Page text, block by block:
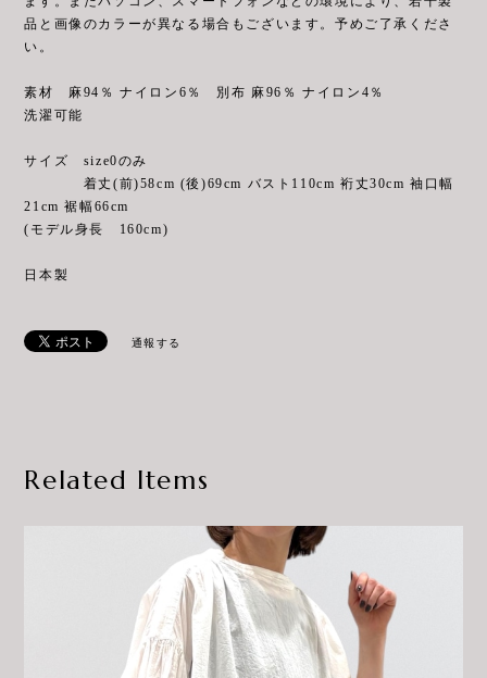
品と画像のカラーが異なる場合もございます。予めご了承くださ
い。
素材 麻94％ ナイロン6％ 別布 麻96％ ナイロン4％
洗濯可能
サイズ size0のみ
着丈(前)58cm (後)69cm バスト110cm 裄丈30cm 袖口幅
21cm 裾幅66cm
(モデル身長 160cm)
日本製
通報する
Related Items